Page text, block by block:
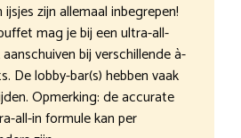
zijn allemaal inbegrepen!
mag je bij een ultra-all-
bij verschillende à-
De lobby-bar(s) hebben vaak
Opmerking: de accurate
all-in formule kan per